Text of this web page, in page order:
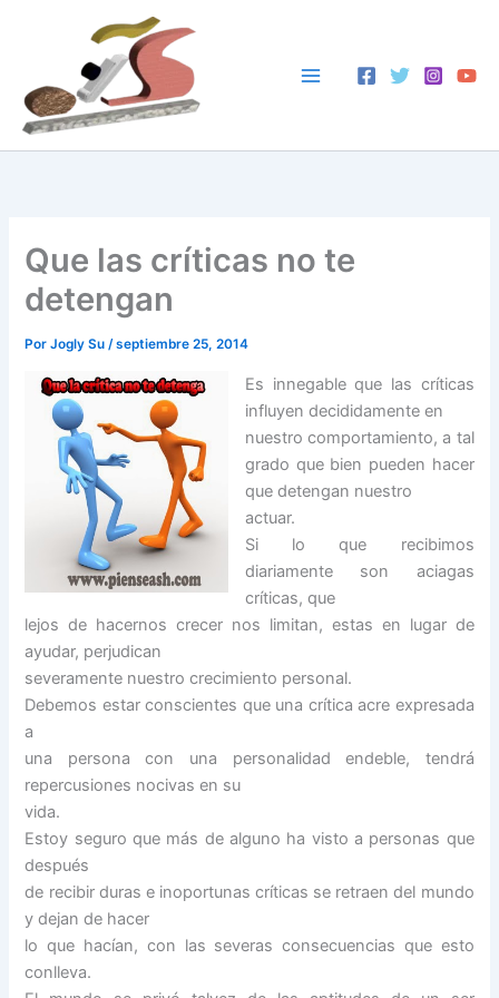
Que las críticas no te
detengan
PorJogly Su/septiembre 25, 2014
Es innegable que las críticas
influyen decididamente en
nuestro comportamiento, a tal
grado que bien pueden hacer
que detengan nuestro
actuar.
Si lo que recibimos
diariamente son aciagas
críticas, que
lejos de hacernos crecer nos limitan, estas en lugar de
ayudar, perjudican
severamente nuestro crecimiento personal.
Debemos estar conscientes que una crítica acre expresada
a
una persona con una personalidad endeble, tendrá
repercusiones nocivas en su
vida.
Estoy seguro que más de alguno ha visto a personas que
después
de recibir duras e inoportunas críticas se retraen del mundo
y dejan de hacer
lo que hacían, con las severas consecuencias que esto
conlleva.